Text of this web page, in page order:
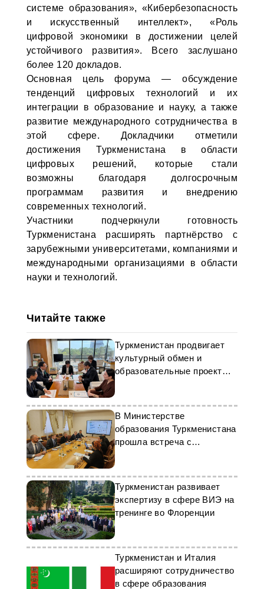
системе образования», «Кибербезопасность
и искусственный интеллект», «Роль
цифровой экономики в достижении целей
устойчивого развития». Всего заслушано
более 120 докладов.
Основная цель форума — обсуждение
тенденций цифровых технологий и их
интеграции в образование и науку, а также
развитие международного сотрудничества в
этой сфере. Докладчики отметили
достижения Туркменистана в области
цифровых решений, которые стали
возможны благодаря долгосрочным
программам развития и внедрению
современных технологий.
Участники подчеркнули готовность
Туркменистана расширять партнёрство с
зарубежными университетами, компаниями и
международными организациями в области
науки и технологий.
Читайте также
Туркменистан продвигает
культурный обмен и
образовательные проекты в
В Министерстве
образования Туркменистана
прошла встреча с
делегацией AQA Global
Туркменистан развивает
экспертизу в сфере ВИЭ на
тренинге во Флоренции
Туркменистан и Италия
расширяют сотрудничество
в сфере образования